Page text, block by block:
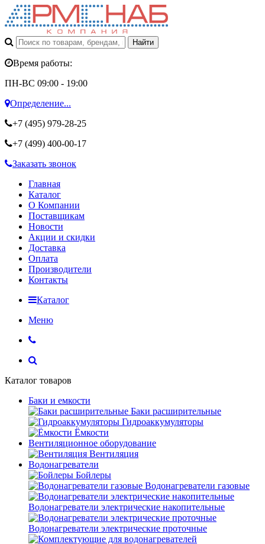
Время работы:
ПН-ВС 09:00 - 19:00
Определение...
+7 (495) 979-28-25
+7 (499) 400-00-17
Заказать звонок
Главная
Каталог
О Компании
Поставщикам
Новости
Акции и скидки
Доставка
Оплата
Производители
Контакты
Каталог
Меню
Каталог товаров
Баки и емкости
Баки расширительные
Гидроаккумуляторы
Ёмкости
Вентиляционное оборудование
Вентиляция
Водонагреватели
Бойлеры
Водонагреватели газовые
Водонагреватели электрические накопительные
Водонагреватели электрические проточные